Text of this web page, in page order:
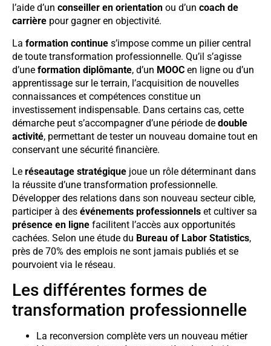
l’aide d’un conseiller en orientation ou d’un coach de
carrière pour gagner en objectivité.
La formation continue s’impose comme un pilier central
de toute transformation professionnelle. Qu’il s’agisse
d’une formation diplômante, d’un MOOC en ligne ou d’un
apprentissage sur le terrain, l’acquisition de nouvelles
connaissances et compétences constitue un
investissement indispensable. Dans certains cas, cette
démarche peut s’accompagner d’une période de double
activité, permettant de tester un nouveau domaine tout en
conservant une sécurité financière.
Le réseautage stratégique joue un rôle déterminant dans
la réussite d’une transformation professionnelle.
Développer des relations dans son nouveau secteur cible,
participer à des événements professionnels et cultiver sa
présence en ligne facilitent l’accès aux opportunités
cachées. Selon une étude du Bureau of Labor Statistics,
près de 70% des emplois ne sont jamais publiés et se
pourvoient via le réseau.
Les différentes formes de
transformation professionnelle
La reconversion complète vers un nouveau métier